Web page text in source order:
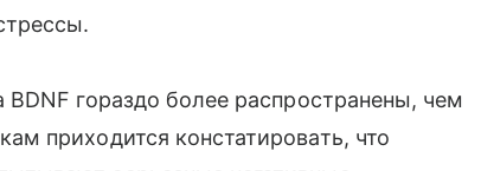
гораздо более распространены, чем
приходится констатировать, что